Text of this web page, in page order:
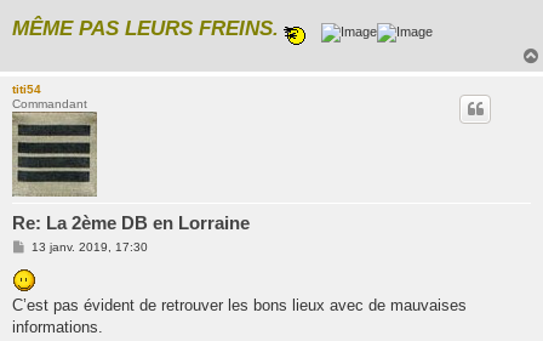
MÊME PAS LEURS FREINS.
titi54
Commandant
Re: La 2ème DB en Lorraine
M
s
s
a
g
e
13 janv. 2019, 17:30
C’est pas évident de retrouver les bons lieux avec de mauvaises
informations.